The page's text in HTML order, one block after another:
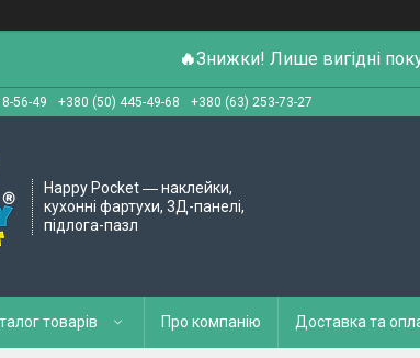
🔥Знижки! Лише вигідні
56-49 +380 (50) 445-49-68 +380 (63) 253-73-27
Happy Pocket ― наклейки,
кухонні фартухи, 3Д-панелі,
підлога-пазл
товарів Про компанію Доставка та